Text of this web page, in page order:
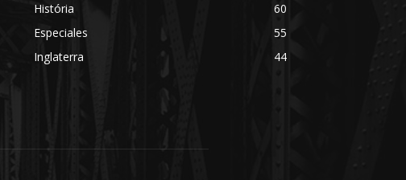
História
60
Especiales
55
Inglaterra
44